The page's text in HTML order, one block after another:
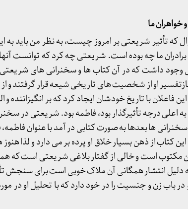
که تأثیر شریعتی بر امروز چیست، به نظر من باید به
ما چه بوده است. شریعتی چه کرد که توانست
داشت که در آن کتاب ها و سخنرانی های شریعتی
او از شخصیت های تاریخی شیعه قرار گرفتند و از
فاعلان با تاریخ خودشان ایجاد کرد که بر
اعلی درجه تأثیرگذار بود، فاطمه بود. شریعتی در
ها بعدها به صورت کتابی در آمد با عنوان
این کتاب از ذهن بسیار خلاق او پرده بر می دارد و لذا
مکتوب است و خالی از گفتار بلاغی شریعتی است که
دلیل انتشار همگانی آن ملاک خوبی است برای سنجش
باب زن و جنسیت را در خود دارد که با تحلیل او در